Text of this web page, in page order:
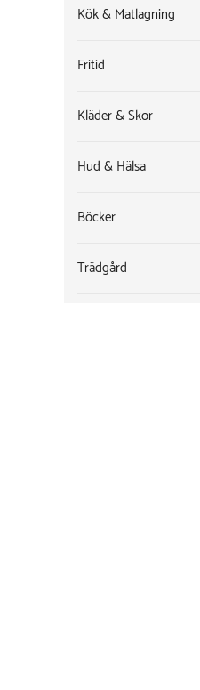
Kök & Matlagning
Fritid
Kläder & Skor
Hud & Hälsa
Böcker
Trädgård